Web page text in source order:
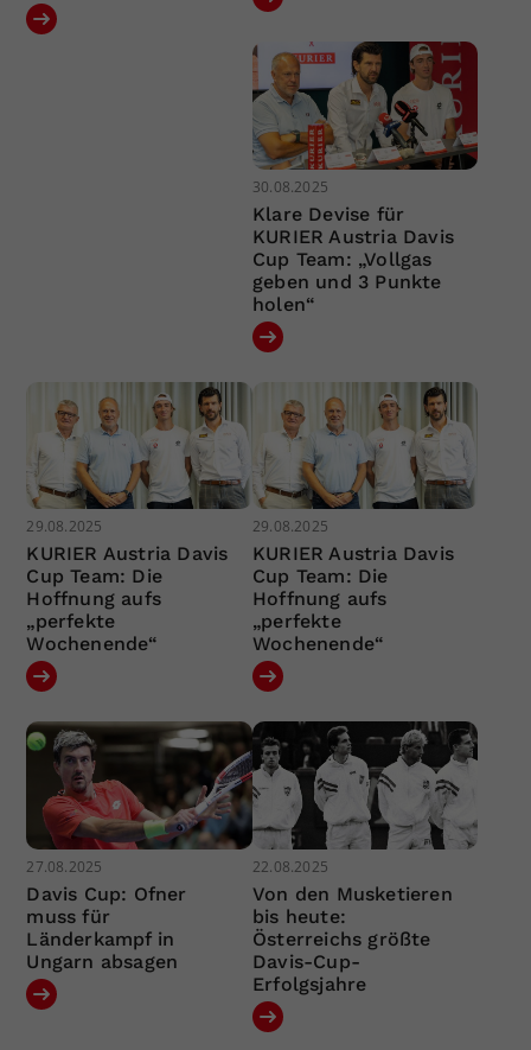
30.08.2025
Klare Devise für
KURIER Austria Davis
Cup Team: „Vollgas
geben und 3 Punkte
holen“
29.08.2025
KURIER Austria Davis
Cup Team: Die
Hoffnung aufs
„perfekte
Wochenende“
29.08.2025
KURIER Austria Davis
Cup Team: Die
Hoffnung aufs
„perfekte
Wochenende“
27.08.2025
Davis Cup: Ofner
muss für
Länderkampf in
Ungarn absagen
22.08.2025
Von den Musketieren
bis heute:
Österreichs größte
Davis-Cup-
Erfolgsjahre